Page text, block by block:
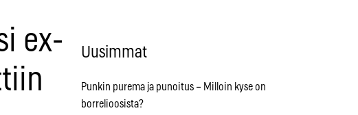
ex-
Uusimmat
Punkin purema ja punoitus – Milloin kyse on
borrelioosista?